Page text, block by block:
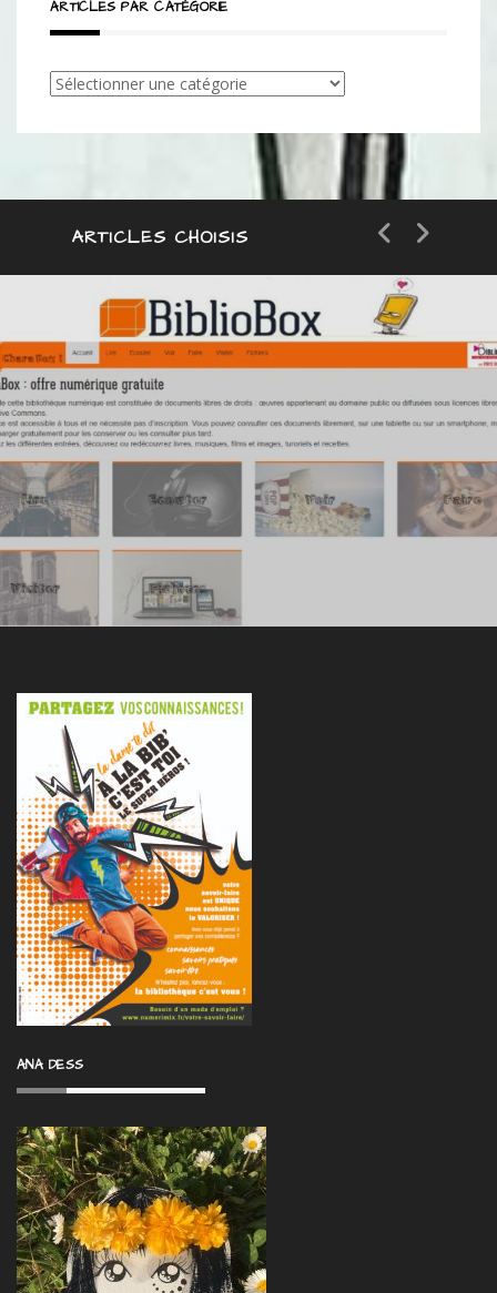
ARTICLES PAR CATÉGORIE
Articles
ARTICLES CHOISIS
ANA DESS